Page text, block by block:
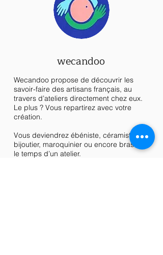
wecandoo
Wecandoo propose de découvrir les
savoir-faire des artisans français, au
travers d’ateliers directement chez eux.
Le plus ? Vous repartirez avec votre
création.
Vous deviendrez ébéniste, céramiste,
bijoutier, maroquinier ou encore brasseur
le temps d’un atelier.